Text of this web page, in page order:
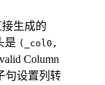
生成的
是 (_col0,
Column
句设置列转